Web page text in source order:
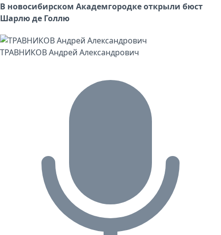
В новосибирском Академгородке открыли бюст
Шарлю де Голлю
ТРАВНИКОВ Андрей Александрович